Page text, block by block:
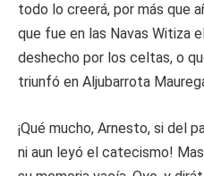
todo lo creerá, por más que
que fue en las Navas Witiza
deshecho por los celtas, o
triunfó en Aljubarrota
¡Qué mucho, Arnesto, si del
ni aun leyó el catecismo!